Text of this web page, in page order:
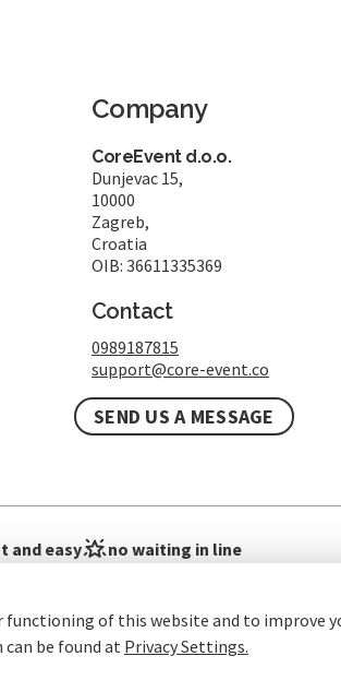
functioning of this website and to improve
be found at Privacy Settings.
Company
CoreEvent d.o.o.
Dunjevac 15,
10000
Zagreb,
Croatia
OIB: 36611335369
Contact
0989187815
support@core-event.co
SEND US A MESSAGE
and easy no waiting in line